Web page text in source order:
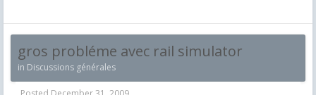
gros probléme avec rail simulator
in Discussions générales